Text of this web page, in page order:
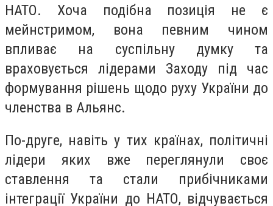
НАТО. Хоча подібна позиція не є
мейнстримом, вона певним чином
впливає на суспільну думку та
враховується лідерами Заходу під час
формування рішень щодо руху України до
членства в Альянс.
По-друге, навіть у тих країнах, політичні
лідери яких вже переглянули своє
ставлення та стали прибічниками
інтеграції України до НАТО, відчувається